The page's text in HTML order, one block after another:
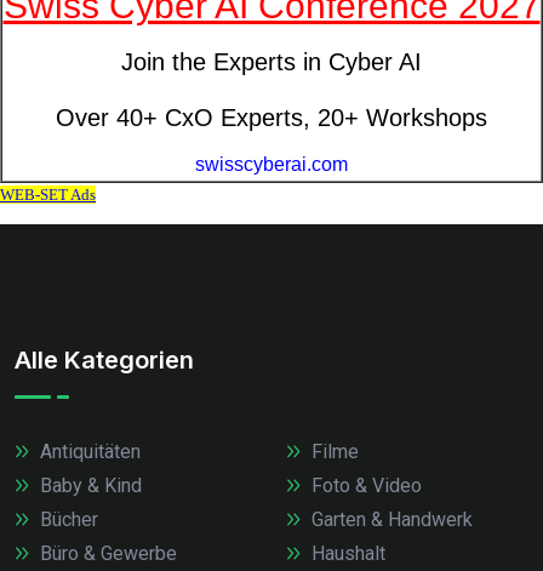
Alle Kategorien
Antiquitäten
Baby & Kind
Bücher
Büro & Gewerbe
Filme
Foto & Video
Garten & Handwerk
Haushalt